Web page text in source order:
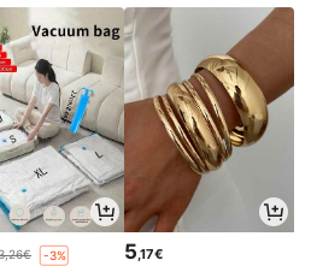
-3% 5,17€